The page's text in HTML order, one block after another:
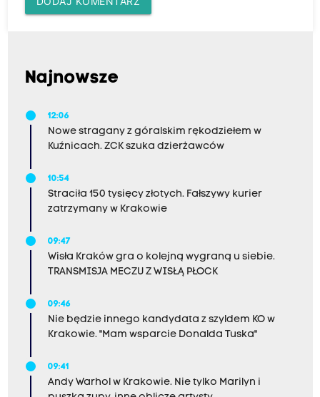
Najnowsze
12:06
Nowe stragany z góralskim rękodziełem w
Kuźnicach. ZCK szuka dzierżawców
10:54
Straciła 150 tysięcy złotych. Fałszywy kurier
zatrzymany w Krakowie
09:47
Wisła Kraków gra o kolejną wygraną u siebie.
TRANSMISJA MECZU Z WISŁĄ PŁOCK
09:46
Nie będzie innego kandydata z szyldem KO w
Krakowie. "Mam wsparcie Donalda Tuska"
09:41
Andy Warhol w Krakowie. Nie tylko Marilyn i